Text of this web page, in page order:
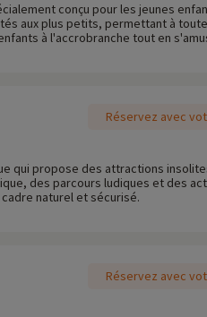
conçu pour les jeunes
aux plus petits, permettant à
à l'accrobranche tout en
Réservez avec
qui propose des attractions
des parcours ludiques et des
naturel et sécurisé.
Réservez avec